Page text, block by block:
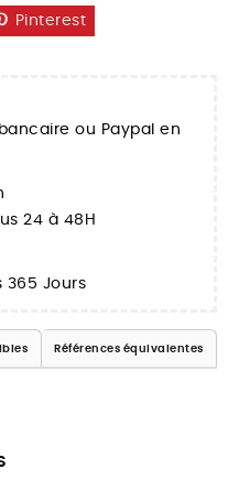
Pinterest
ou Paypal en
24 à 48H
365 Jours
Références équivalentes